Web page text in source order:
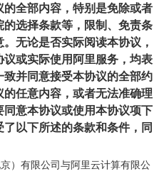
全部内容，特别是免除或者
选择条款等，限制、免责条
无论是否实际阅读本协议，
或实际使用阿里服务，均表
并同意接受本协议的全部约
任意内容，或者无法准确理
意本协议或使用本协议项下
以下所述的条款和条件，同
）有限公司与阿里云计算有限公